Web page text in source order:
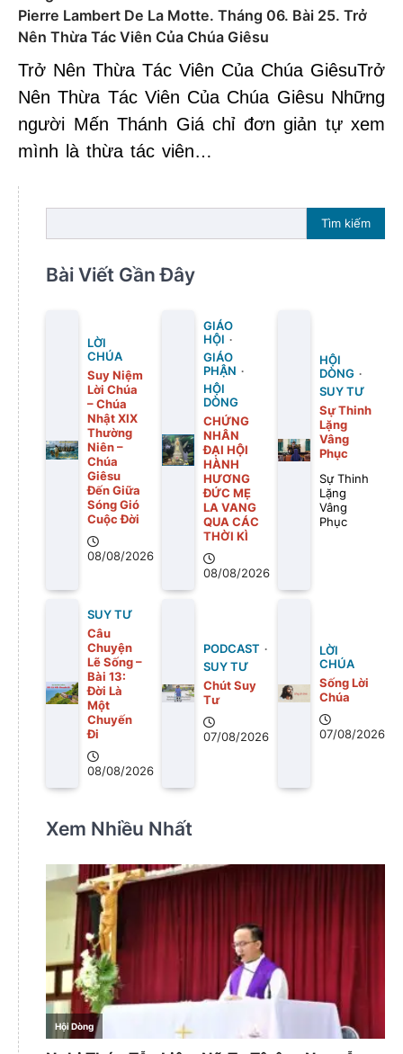
Pierre Lambert De La Motte. Tháng 06. Bài 25. Trở
Nên Thừa Tác Viên Của Chúa Giêsu
Trở Nên Thừa Tác Viên Của Chúa GiêsuTrở
Nên Thừa Tác Viên Của Chúa Giêsu Những
người Mến Thánh Giá chỉ đơn giản tự xem
mình là thừa tác viên…
Tìm kiếm
Bài Viết Gần Đây
LỜI
CHÚA
Suy Niệm
Lời Chúa
– Chúa
Nhật XIX
Thường
Niên –
Chúa
Giêsu
Đến Giữa
Sóng Gió
Cuộc Đời
08/08/2026
GIÁO
HỘI
GIÁO
PHẬN
HỘI
DÒNG
CHỨNG
NHÂN
ĐẠI HỘI
HÀNH
HƯƠNG
ĐỨC MẸ
LA VANG
QUA CÁC
THỜI KÌ
08/08/2026
HỘI
DÒNG
SUY TƯ
Sự Thinh
Lặng
Vâng
Phục
Sự Thinh
Lặng
Vâng
Phục
SUY TƯ
Câu
Chuyện
Lẽ Sống –
Bài 13:
Ðời Là
Một
Chuyến
Ði
08/08/2026
PODCAST
SUY TƯ
Chút Suy
Tư
07/08/2026
LỜI
CHÚA
Sống Lời
Chúa
07/08/2026
Xem Nhiều Nhất